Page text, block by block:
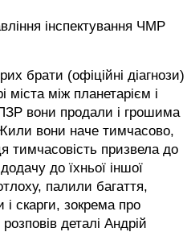
інспектування ЧМР
брати (офіційні діагнози)
міста між планетарієм і
вони продали і грошима
Жили вони наче тимчасово,
тимчасовість призвела до
до їхньої іншої
палили багаття,
скарги, зокрема про
деталі Андрій